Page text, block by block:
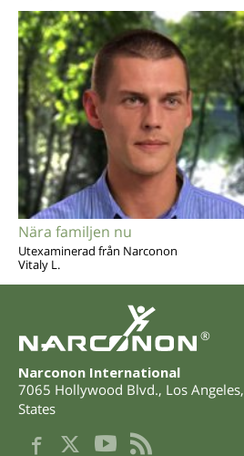
Nära familjen nu
Utexaminerad från Narconon
Vitaly L.
®
Narconon International
7065 Hollywood Blvd., Los Angeles,
States